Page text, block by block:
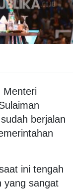
Menteri
berjalan
ini tengah
yang sangat